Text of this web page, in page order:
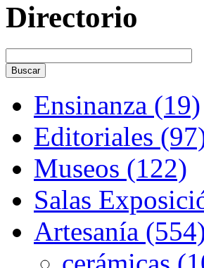
Directorio
Ensinanza (19)
Editoriales
Museos (122)
Salas
Artesanía